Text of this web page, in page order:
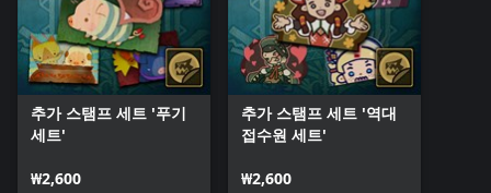
추가 스탬프 세트 '푸기
세트'
₩2,600
추가 스탬프 세트 '역대
접수원 세트'
₩2,600